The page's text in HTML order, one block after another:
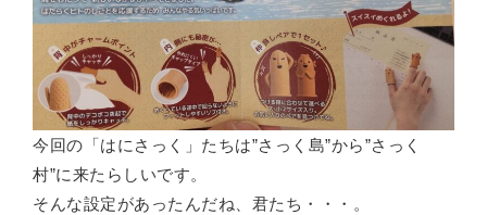
今回の「はにさっく」たちは”さっく島”から”さっく
村”に来たらしいです。
そんな設定があったんだね、君たち・・・。